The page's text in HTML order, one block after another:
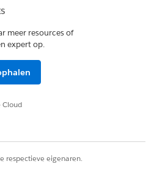
meer resources of
expert op.
Cloud
respectieve eigenaren.